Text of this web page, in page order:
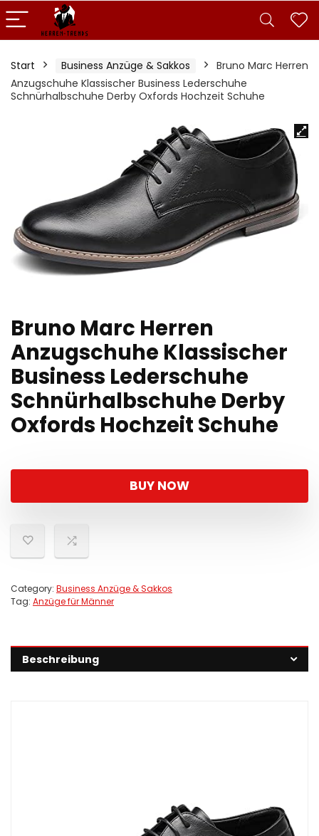
Start Business Anzüge & Sakkos
Bruno Marc Herren
Anzugschuhe Klassischer Business Lederschuhe
Schnürhalbschuhe Derby Oxfords Hochzeit Schuhe
Bruno Marc Herren
Anzugschuhe Klassischer
Business Lederschuhe
Schnürhalbschuhe Derby
Oxfords Hochzeit Schuhe
BUY NOW
Category: Business Anzüge & Sakkos
Tag: Anzüge für Männer
Beschreibung